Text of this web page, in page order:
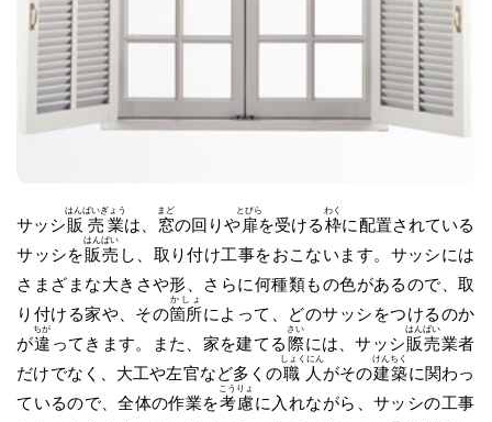
サッシ販売業
はんばいぎょう
は、 窓
まど
の回りや扉
とびら
を受ける枠
わく
に配置されている
サッシを販売
はんばい
し、取り付け工事をおこないます。サッシには
さまざまな大きさや形、さらに何種類もの色があるので、取
り付ける家や、その箇所
かしょ
によって、どのサッシをつけるのか
が違
ちが
ってきます。また、家を建てる際
さい
には、サッシ販売
はんばい
業者
だけでなく、大工や左官など多くの職人
しょくにん
がその建築
けんちく
に関わっ
ているので、全体の作業を考慮
こうりょ
に入れながら、サッシの工事